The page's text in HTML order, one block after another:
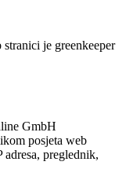
je greenkeeper
GmbH
posjeta web
adresa, preglednik,